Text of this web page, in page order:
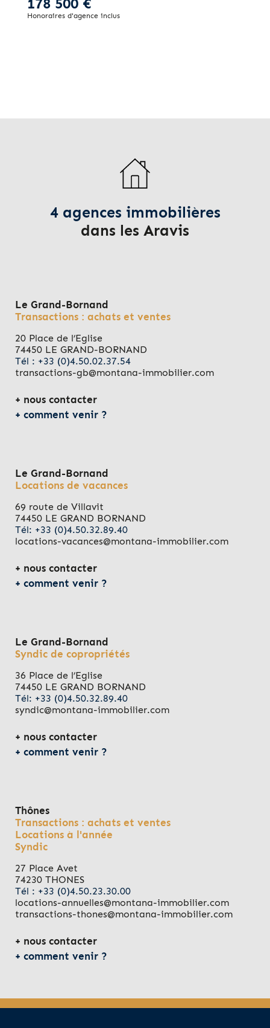
178 500 €
Honoraires d'agence inclus
4 agences immobilières
dans les Aravis
Le Grand-Bornand
Transactions : achats et ventes
20 Place de l’Eglise
74450 LE GRAND-BORNAND
Tél : +33 (0)4.50.02.37.54
transactions-gb@montana-immobilier.com
nous contacter
comment venir ?
Le Grand-Bornand
Locations de vacances
69 route de Villavit
74450 LE GRAND BORNAND
Tél: +33 (0)4.50.32.89.40
locations-vacances@montana-immobilier.com
nous contacter
comment venir ?
Le Grand-Bornand
Syndic de copropriétés
36 Place de l’Eglise
74450 LE GRAND BORNAND
Tél: +33 (0)4.50.32.89.40
syndic@montana-immobilier.com
nous contacter
comment venir ?
Thônes
Transactions : achats et ventes
Locations à l'année
Syndic
27 Place Avet
74230 THONES
Tél : +33 (0)4.50.23.30.00
locations-annuelles@montana-immobilier.com
transactions-thones@montana-immobilier.com
nous contacter
comment venir ?